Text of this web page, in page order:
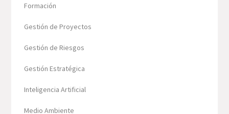
Formación
Gestión de Proyectos
Gestión de Riesgos
Gestión Estratégica
Inteligencia Artificial
Medio Ambiente